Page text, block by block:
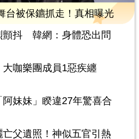
台被保鑣抓走！真相曝光
顫抖 韓網：身體恐出問
咖樂團成員1惡疾纏
妹妹」睽違27年驚喜合
父遺照！神似五官引熱